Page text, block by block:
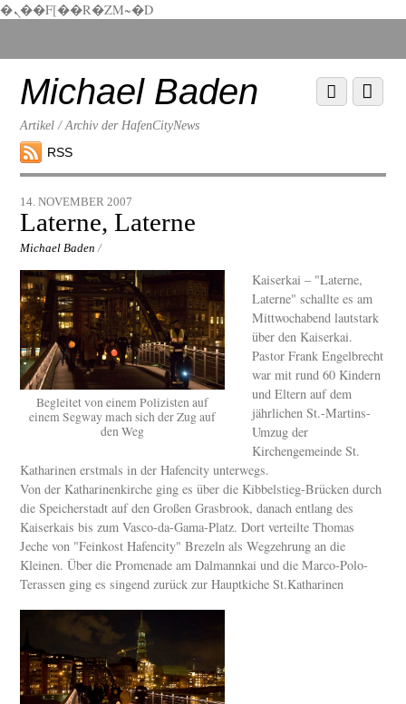
�ܢ��F[��R�ZM~�D
down
contentMichael Baden
Artikel / Archiv der HafenCityNews
RSS
Menu
Scroll
down
14. NOVEMBER 2007
Laterne, Laterne
Michael Baden /
Begleitet von einem Polizisten auf
einem Segway mach sich der Zug auf
den Weg
Kaiserkai – "Laterne,
Laterne" schallte es am
Mittwochabend lautstark
über den Kaiserkai.
Pastor Frank Engelbrecht
war mit rund 60 Kindern
und Eltern auf dem
jährlichen St.-Martins-
Umzug der
Kirchengemeinde St.
Katharinen erstmals in der Hafencity unterwegs.
Von der Katharinenkirche ging es über die Kibbelstieg-Brücken durch
die Speicherstadt auf den Großen Grasbrook, danach entlang des
Kaiserkais bis zum Vasco-da-Gama-Platz. Dort verteilte Thomas
Jeche von "Feinkost Hafencity" Brezeln als Wegzehrung an die
Kleinen. Über die Promenade am Dalmannkai und die Marco-Polo-
Terassen ging es singend zurück zur Hauptkiche St.Katharinen